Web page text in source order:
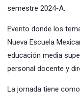
semestre 2024-A.
Evento donde los
Nueva Escuela
educación media
personal docente y
La jornada tiene